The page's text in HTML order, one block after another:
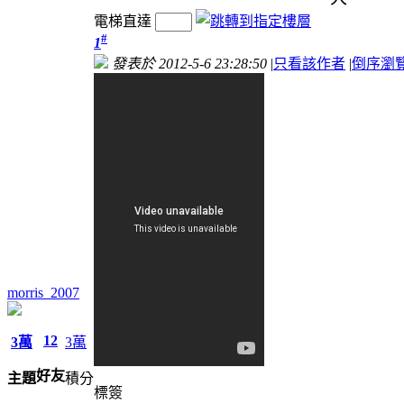
morris_2007
3萬
主題
12
好友
3萬
積分
電梯直達
1#
發表於 2012-5-6 23:28:50 |只看該作者 |倒序瀏
標簽